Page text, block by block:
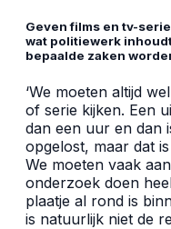
Geven films en tv-
wat politiewerk
bepaalde zaken
‘We moeten altijd
of serie kijken. Een
dan een uur en dan
opgelost, maar dat
We moeten vaak
onderzoek doen
plaatje al rond is
is natuurlijk niet de